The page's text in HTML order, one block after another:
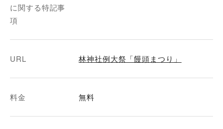
に関する特記事
項
URL 林神社例大祭「饅頭まつり」
料金 無料